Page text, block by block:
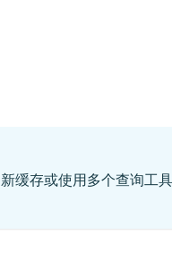
缓存或使用多个查询工